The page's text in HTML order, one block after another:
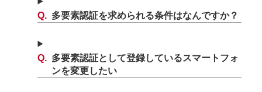
多要素認証を求められる条件はなんですか？
多要素認証として登録しているスマートフォ
ンを変更したい